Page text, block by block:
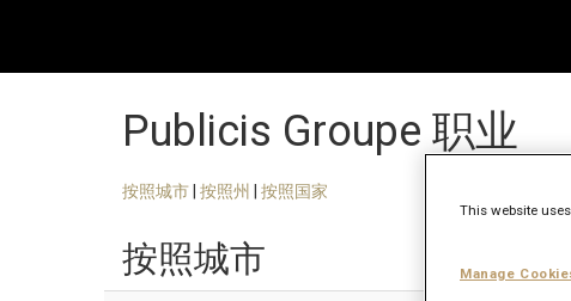
Publicis Groupe 职业
按照城市 按照州 按照国家
按照城市
This website
Manage